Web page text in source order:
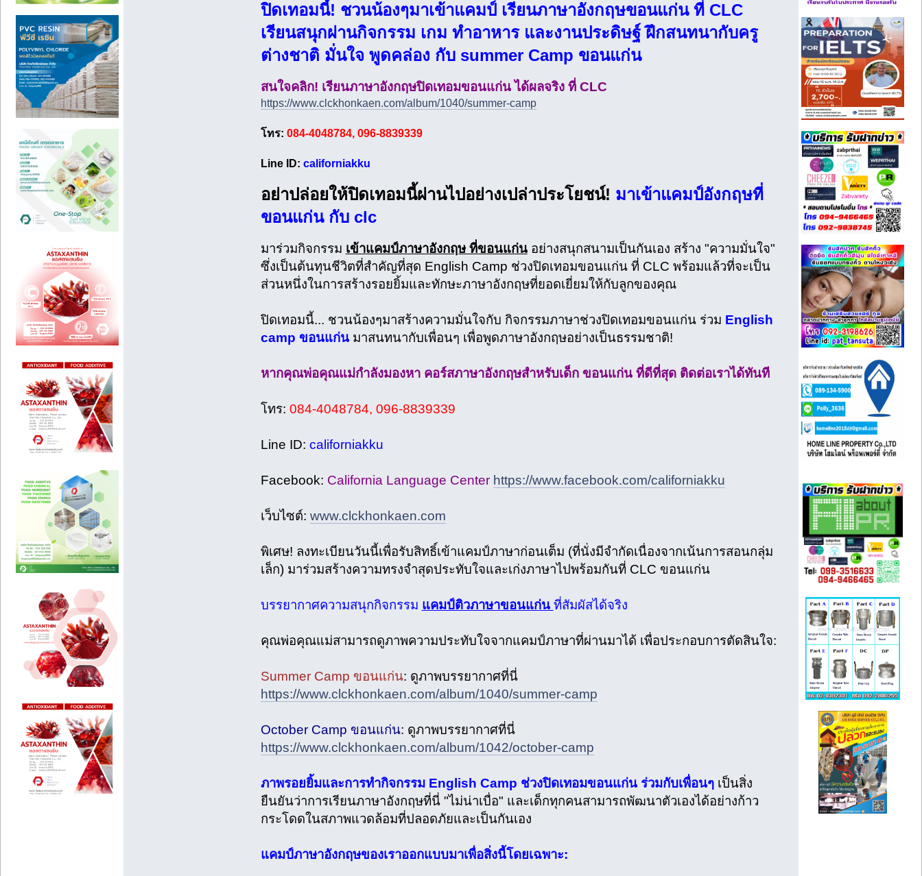
ปิดเทอมนี้! ชวนน้องๆมาเข้าแคมป์ เรียนภาษาอังกฤษขอนแก่น ที่ CLC
เรียนสนุกผ่านกิจกรรม เกม ทำอาหาร และงานประดิษฐ์ ฝึกสนทนากับครู
ต่างชาติ มั่นใจ พูดคล่อง กับ summer Camp ขอนแก่น
สนใจคลิก! เรียนภาษาอังกฤษปิดเทอมขอนแก่น ได้ผลจริง ที่ CLC
https://www.clckhonkaen.com/album/1040/summer-camp
โทร: 084-4048784, 096-8839339
Line ID: californiakku
อย่าปล่อยให้ปิดเทอมนี้ผ่านไปอย่างเปล่าประโยชน์! มาเข้าแคมป์อังกฤษที่
ขอนแก่น กับ clc
มาร่วมกิจกรรม เข้าแคมป์ภาษาอังกฤษ ที่ขอนแก่นอย่างสนุกสนามเป็นกันเอง สร้าง "ความมั่นใจ"
ซึ่งเป็นต้นทุนชีวิตที่สำคัญที่สุด English Camp ช่วงปิดเทอมขอนแก่น ที่ CLC พร้อมแล้วที่จะเป็น
ส่วนหนึ่งในการสร้างรอยยิ้มและทักษะภาษาอังกฤษที่ยอดเยี่ยมให้กับลูกของคุณ
ปิดเทอมนี้... ชวนน้องๆมาสร้างความมั่นใจกับ กิจกรรมภาษาช่วงปิดเทอมขอนแก่น ร่วม English
camp ขอนแก่นมาสนทนากับเพื่อนๆ เพื่อพูดภาษาอังกฤษอย่างเป็นธรรมชาติ!
หากคุณพ่อคุณแม่กำลังมองหา คอร์สภาษาอังกฤษสำหรับเด็ก ขอนแก่น ที่ดีที่สุด ติดต่อเราได้ทันที
โทร: 084-4048784, 096-8839339
Line ID: californiakku
Facebook: California Language Center https://www.facebook.com/californiakku
เว็บไซต์: www.clckhonkaen.com
พิเศษ! ลงทะเบียนวันนี้เพื่อรับสิทธิ์เข้าแคมป์ภาษาก่อนเต็ม (ที่นั่งมีจำกัดเนื่องจากเน้นการสอนกลุ่ม
เล็ก) มาร่วมสร้างความทรงจำสุดประทับใจและเก่งภาษาไปพร้อมกันที่ CLC ขอนแก่น
บรรยากาศความสนุกกิจกรรม แคมป์ติวภาษาขอนแก่น ที่สัมผัสได้จริง
คุณพ่อคุณแม่สามารถดูภาพความประทับใจจากแคมป์ภาษาที่ผ่านมาได้ เพื่อประกอบการตัดสินใจ:
Summer Camp ขอนแก่น: ดูภาพบรรยากาศที่นี่
https://www.clckhonkaen.com/album/1040/summer-camp
October Camp ขอนแก่น: ดูภาพบรรยากาศที่นี่
https://www.clckhonkaen.com/album/1042/october-camp
ภาพรอยยิ้มและการทำกิจกรรม English Camp ช่วงปิดเทอมขอนแก่น ร่วมกับเพื่อนๆเป็นสิ่ง
ยืนยันว่าการเรียนภาษาอังกฤษที่นี่ "ไม่น่าเบื่อ" และเด็กทุกคนสามารถพัฒนาตัวเองได้อย่างก้าว
กระโดดในสภาพแวดล้อมที่ปลอดภัยและเป็นกันเอง
แคมป์ภาษาอังกฤษของเราออกแบบมาเพื่อสิ่งนี้โดยเฉพาะ: